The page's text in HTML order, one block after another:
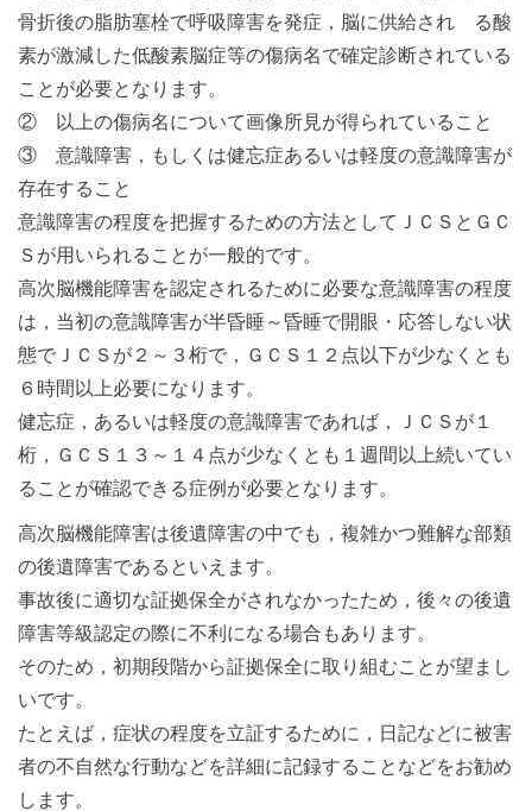
骨折後の脂肪塞栓で呼吸障害を発症，脳に供給され る酸
素が激減した低酸素脳症等の傷病名で確定診断されている
ことが必要となります。
② 以上の傷病名について画像所見が得られていること
③ 意識障害，もしくは健忘症あるいは軽度の意識障害が
存在すること
意識障害の程度を把握するための方法としてＪＣＳとＧＣ
Ｓが用いられることが一般的です。
高次脳機能障害を認定されるために必要な意識障害の程度
は，当初の意識障害が半昏睡～昏睡で開眼・応答しない状
態でＪＣＳが２～３桁で，ＧＣＳ１２点以下が少なくとも
６時間以上必要になります。
健忘症，あるいは軽度の意識障害であれば，ＪＣＳが１
桁，ＧＣＳ１３～１４点が少なくとも１週間以上続いてい
ることが確認できる症例が必要となります。
高次脳機能障害は後遺障害の中でも，複雑かつ難解な部類
の後遺障害であるといえます。
事故後に適切な証拠保全がされなかったため，後々の後遺
障害等級認定の際に不利になる場合もあります。
そのため，初期段階から証拠保全に取り組むことが望まし
いです。
たとえば，症状の程度を立証するために，日記などに被害
者の不自然な行動などを詳細に記録することなどをお勧め
します。